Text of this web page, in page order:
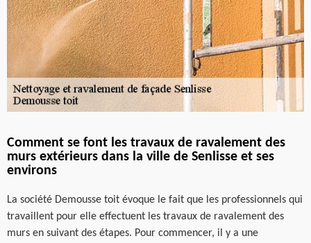
Comment se font les travaux de ravalement des
murs extérieurs dans la ville de Senlisse et ses
environs
La société Demousse toit évoque le fait que les professionnels qui
travaillent pour elle effectuent les travaux de ravalement des
murs en suivant des étapes. Pour commencer, il y a une